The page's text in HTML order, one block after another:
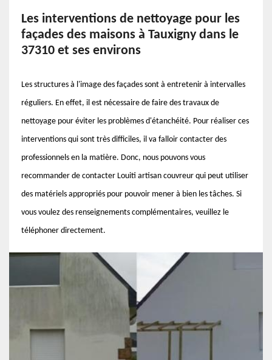
Les interventions de nettoyage pour les
façades des maisons à Tauxigny dans le
37310 et ses environs
Les structures à l'image des façades sont à entretenir à intervalles
réguliers. En effet, il est nécessaire de faire des travaux de
nettoyage pour éviter les problèmes d'étanchéité. Pour réaliser ces
interventions qui sont très difficiles, il va falloir contacter des
professionnels en la matière. Donc, nous pouvons vous
recommander de contacter Louiti artisan couvreur qui peut utiliser
des matériels appropriés pour pouvoir mener à bien les tâches. Si
vous voulez des renseignements complémentaires, veuillez le
téléphoner directement.